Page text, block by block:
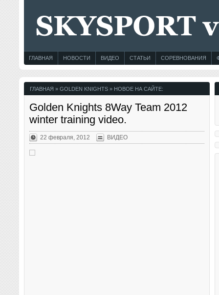
ГЛАВНАЯ НОВОСТИ ВИДЕО СТАТЬИ СОРЕВНОВАНИЯ
ГЛАВНАЯ » GOLDEN KNIGHTS » НОВОЕ НА САЙТЕ:
Golden Knights 8Way Team 2012
winter training video.
22 февраля, 2012 ВИДЕО